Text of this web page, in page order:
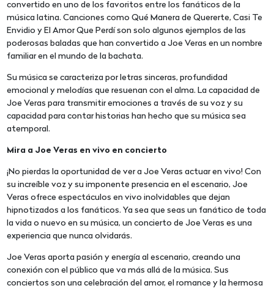
convertido en uno de los favoritos entre los fanáticos de la
música latina. Canciones como Qué Manera de Quererte, Casi Te
Envidio y El Amor Que Perdí son solo algunos ejemplos de las
poderosas baladas que han convertido a Joe Veras en un nombre
familiar en el mundo de la bachata.
Su música se caracteriza por letras sinceras, profundidad
emocional y melodías que resuenan con el alma. La capacidad de
Joe Veras para transmitir emociones a través de su voz y su
capacidad para contar historias han hecho que su música sea
atemporal.
Mira a Joe Veras en vivo en concierto
¡No pierdas la oportunidad de ver a Joe Veras actuar en vivo! Con
su increíble voz y su imponente presencia en el escenario, Joe
Veras ofrece espectáculos en vivo inolvidables que dejan
hipnotizados a los fanáticos. Ya sea que seas un fanático de toda
la vida o nuevo en su música, un concierto de Joe Veras es una
experiencia que nunca olvidarás.
Joe Veras aporta pasión y energía al escenario, creando una
conexión con el público que va más allá de la música. Sus
conciertos son una celebración del amor, el romance y la hermosa